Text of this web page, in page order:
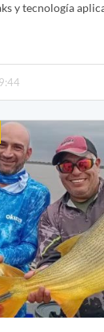
y tecnología